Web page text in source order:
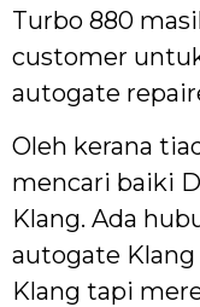
Turbo 880
customer
autogate
Oleh kerana
mencari baiki
Klang. Ada
autogate
Klang tapi